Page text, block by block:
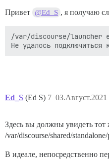
Привет @Ed_S , я получаю
/var/discourse/launcher
Ed_S (Ed S) 03.Август.2021
7
Здесь вы должны увидеть тот
/var/discourse/shared/
В идеале, непосредственно